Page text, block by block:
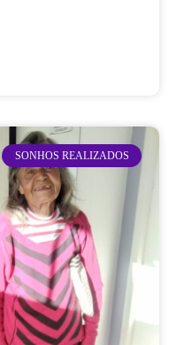
SONHOS REALIZADOS